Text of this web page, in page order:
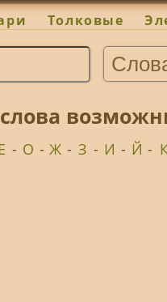
Толковые
- О - Ж - З - И - Й -